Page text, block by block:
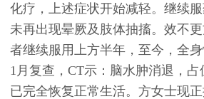
化疗，上述症状开始减轻。继续服
未再出现晕厥及肢体抽搐。效不
者继续服用上方半年，至今，全
1月复查，CT示：脑水肿消退，占
已完全恢复正常生活。方女士现